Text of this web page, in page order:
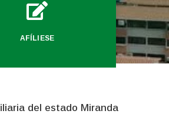

AFÍLIESE
del estado Miranda